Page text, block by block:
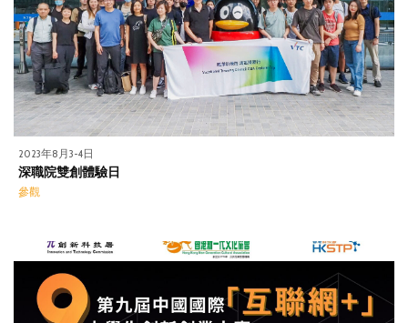
2023年8月3-4日
深職院雙創體驗日
參觀